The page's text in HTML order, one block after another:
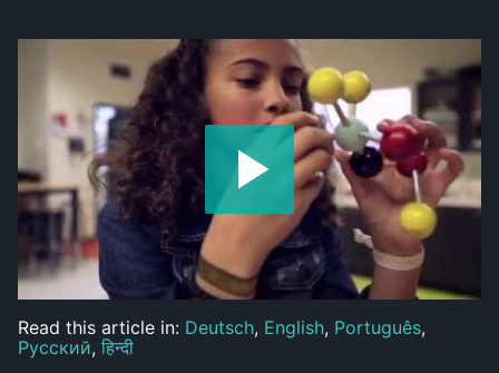
Read this article in: Deutsch, English, Português,
Русский, हिन्दी